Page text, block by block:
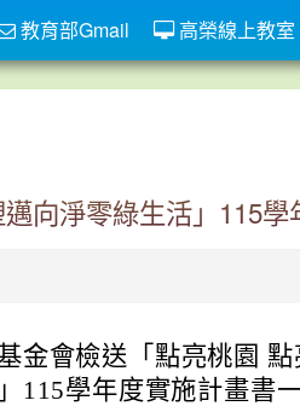
向淨零綠生活」115學
金會檢送「點亮桃園
115學年度實施計畫書
教育部Gmail 高榮線上教室